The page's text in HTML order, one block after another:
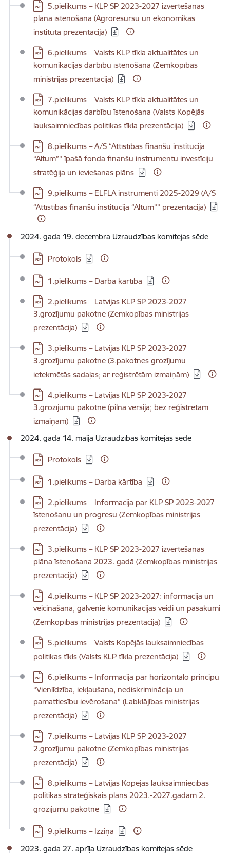
Lejupielādēt:
5.pielikums – KLP SP 2023-2027 izvērtēšanas
plāna īstenošana (Agroresursu un ekonomikas
institūta prezentācija)
Lejupielādēt:
6.pielikums – Valsts KLP tīkla aktualitātes un
komunikācijas darbību īstenošana (Zemkopības
ministrijas prezentācija)
Lejupielādēt:
7.pielikums – Valsts KLP tīkla aktualitātes un
komunikācijas darbību īstenošana (Valsts Kopējās
lauksaimniecības politikas tīkla prezentācija)
Lejupielādēt:
8.pielikums – A/S “Attīstības finanšu institūcija
“Altum”" īpašā fonda finanšu instrumentu investīciju
stratēģija un ieviešanas plāns
Lejupielādēt:
9.pielikums – ELFLA instrumenti 2025-2029 (A/S
“Attīstības finanšu institūcija “Altum”” prezentācija)
2024. gada 19. decembra Uzraudzības komitejas sēde
Lejupielādēt:
Protokols
Lejupielādēt:
1.pielikums – Darba kārtība
Lejupielādēt:
2.pielikums – Latvijas KLP SP 2023-2027
3.grozījumu pakotne (Zemkopības ministrijas
prezentācija)
Lejupielādēt:
3.pielikums – Latvijas KLP SP 2023-2027
3.grozījumu pakotne (3.pakotnes grozījumu
ietekmētās sadaļas; ar reģistrētām izmaiņām)
Lejupielādēt:
4.pielikums – Latvijas KLP SP 2023-2027
3.grozījumu pakotne (pilnā versija; bez reģistrētām
izmaiņām)
2024. gada 14. maija Uzraudzības komitejas sēde
Lejupielādēt:
Protokols
Lejupielādēt:
1.pielikums – Darba kārtība
Lejupielādēt:
2.pielikums – Informācija par KLP SP 2023-2027
īstenošanu un progresu (Zemkopības ministrijas
prezentācija)
Lejupielādēt:
3.pielikums – KLP SP 2023-2027 izvērtēšanas
plāna īstenošana 2023. gadā (Zemkopības ministrijas
prezentācija)
Lejupielādēt:
4.pielikums – KLP SP 2023-2027: informācija un
veicināšana, galvenie komunikācijas veidi un pasākumi
(Zemkopības ministrijas prezentācija)
Lejupielādēt:
5.pielikums – Valsts Kopējās lauksaimniecības
politikas tīkls (Valsts KLP tīkla prezentācija)
Lejupielādēt:
6.pielikums – Informācija par horizontālo principu
“Vienlīdzība, iekļaušana, nediskriminācija un
pamattiesību ievērošana” (Labklājības ministrijas
prezentācija)
Lejupielādēt:
7.pielikums – Latvijas KLP SP 2023-2027
2.grozījumu pakotne (Zemkopības ministrijas
prezentācija)
Lejupielādēt:
8.pielikums – Latvijas Kopējās lauksaimniecības
politikas stratēģiskais plāns 2023.-2027.gadam 2.
grozījumu pakotne
Lejupielādēt:
9.pielikums – Izziņa
2023. gada 27. aprīļa Uzraudzības komitejas sēde